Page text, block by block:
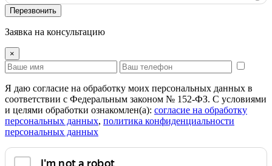
Перезвонить
Заявка на консультацию
×
Я даю согласие на обработку моих персональных данных в
соответствии с Федеральным законом № 152-ФЗ. С условиями
и целями обработки ознакомлен(а): cогласие на обработку
персональных данных, политика конфиденциальности
персональных данных